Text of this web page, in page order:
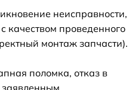
неисправности,
качеством проведенного
монтаж запчасти).
поломка, отказ в